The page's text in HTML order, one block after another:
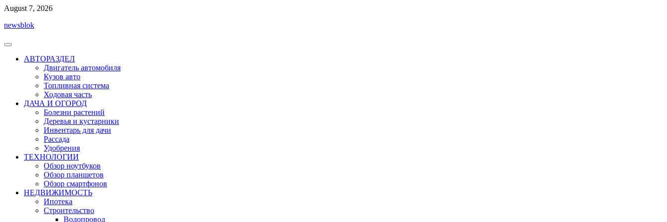
Перейти
содержимому
August 7, 2026
newsblok
АВТОРАЗДЕЛ
Двигатель автомобиля
Кузов авто
Топливная система
Ходовая часть
ДАЧА И ОГОРОД
Болезни растений
Деревья и кустарники
Инвентарь для дачи
Рассада
Удобрения
ТЕХНОЛОГИИ
Обзор ноутбуков
Обзор планшетов
Обзор смартфонов
НЕДВИЖИМОСТЬ
Ипотека
Строительство
Водопровод